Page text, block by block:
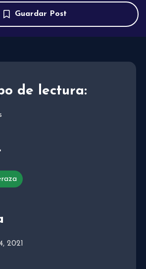
Guardar Post
de lectura:
2021